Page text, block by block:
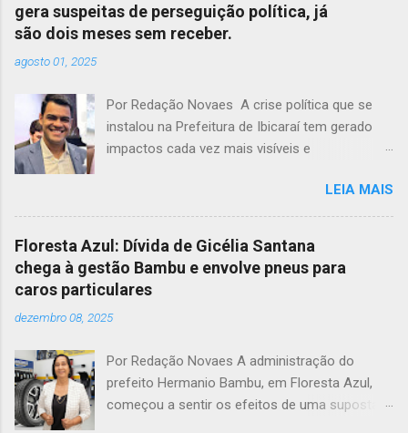
gera suspeitas de perseguição política, já
são dois meses sem receber.
agosto 01, 2025
Por Redação Novaes A crise política que se
instalou na Prefeitura de Ibicaraí tem gerado
impactos cada vez mais visíveis e
instabilidade e disputas internas, o vice-prefeito
Jonathas Soares completa dois meses sem
receber seus vencimentos, acendendo um
alerta sobre possíveis atos de perseguição
política dentro da própria administração
Monalisa Tavares e seu vice já não é segredo
distanciamento político se transformou em
uma verdadeira ruptura institucional. A prefeita
Monalisa Tavares, segundo fontes próximas à
LEIA MAIS
Floresta Azul: Dívida de Gicélia Santana
chega à gestão Bambu e envolve pneus para
caros particulares
dezembro 08, 2025
Por Redação Novaes A administração do
prefeito Hermanio Bambu, em Floresta Azul,
começou a sentir os efeitos de uma suposta